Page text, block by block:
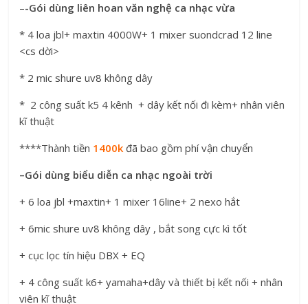
–-Gói dùng liên hoan văn nghệ ca nhạc vừa
* 4 loa jbl+ maxtin 4000W+ 1 mixer suondcrad 12 line
<cs dời>
* 2 mic shure uv8 không dây
* 2 công suất k5 4 kênh + dây kết nối đi kèm+ nhân viên
kĩ thuật
****Thành tiền 1400k đã bao gồm phí vận chuyển
–Gói dùng biểu diễn ca nhạc ngoài trời
+ 6 loa jbl +maxtin+ 1 mixer 16line+ 2 nexo hắt
+ 6mic shure uv8 không dây , bắt song cực kì tốt
+ cục lọc tín hiệu DBX + EQ
+ 4 công suất k6+ yamaha+dây và thiết bị kết nối + nhân
viên kĩ thuật